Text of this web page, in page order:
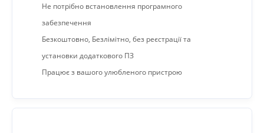
Не потрібно встановлення програмного
забезпечення
Безкоштовно, Безлімітно, без реєстрації та
установки додаткового ПЗ
Працює з вашого улюбленого пристрою